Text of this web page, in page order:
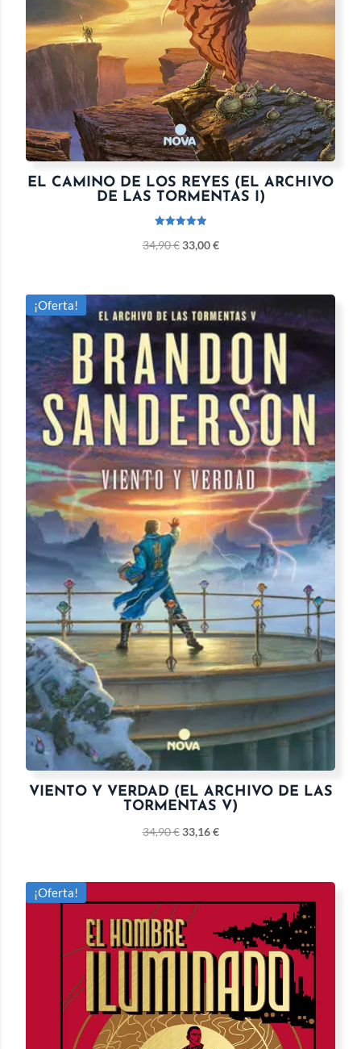
EL CAMINO DE LOS REYES (EL ARCHIVO
DE LAS TORMENTAS I)
con
34,90€ 33,00€
¡Oferta!
VIENTO Y VERDAD (EL ARCHIVO DE LAS
TORMENTAS V)
34,90€ 33,16€
¡Oferta!